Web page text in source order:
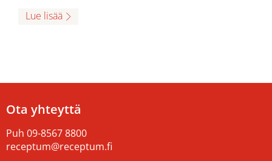
Lue lisää
Ota yhteyttä
Puh 09-8567 8800
receptum@receptum.fi